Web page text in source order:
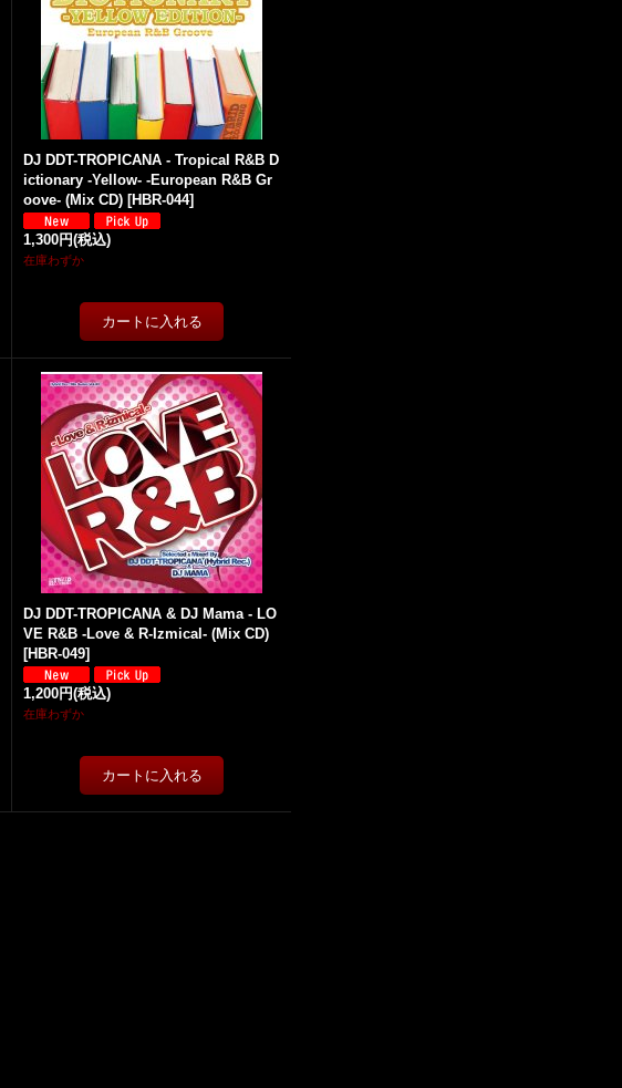
DJ DDT-TROPICANA - Tropical R&B D
ictionary -Yellow- -European R&B Gr
oove- (Mix CD) [HBR-044]
1,300円(税込)
在庫わずか
DJ DDT-TROPICANA & DJ Mama - LO
VE R&B -Love & R-Izmical- (Mix CD)
[HBR-049]
1,200円(税込)
在庫わずか